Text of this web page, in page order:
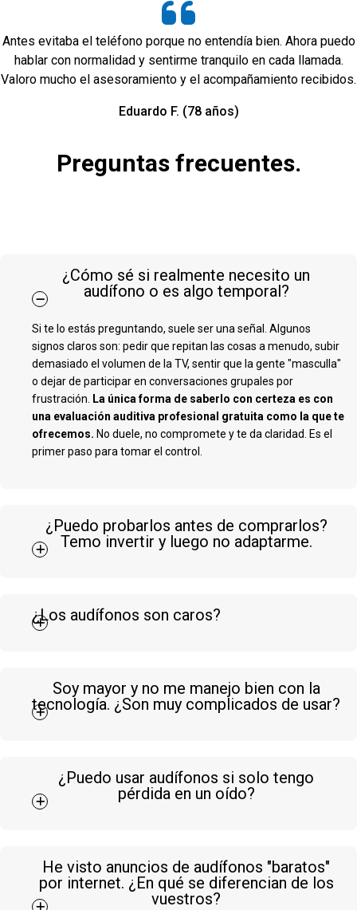
Antes evitaba el teléfono porque no entendía bien. Ahora puedo
hablar con normalidad y sentirme tranquilo en cada llamada.
Valoro mucho el asesoramiento y el acompañamiento recibidos.
Eduardo F. (78 años)
Preguntas frecuentes.
¿Cómo sé si realmente necesito un
audífono o es algo temporal?
Si te lo estás preguntando, suele ser una señal. Algunos
signos claros son: pedir que repitan las cosas a menudo, subir
demasiado el volumen de la TV, sentir que la gente "masculla"
o dejar de participar en conversaciones grupales por
frustración.
La única forma de saberlo con certeza es con
una evaluación auditiva profesional gratuita como la que te
ofrecemos. No duele, no compromete y te da claridad. Es el
primer paso para tomar el control.
¿Puedo probarlos antes de comprarlos?
Temo invertir y luego no adaptarme.
¿Los audífonos son caros?
Soy mayor y no me manejo bien con la
tecnología. ¿Son muy complicados de usar?
¿Puedo usar audífonos si solo tengo
pérdida en un oído?
He visto anuncios de audífonos "baratos"
por internet. ¿En qué se diferencian de los
vuestros?